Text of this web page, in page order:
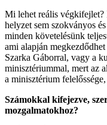
Mi lehet reális végkifejlet?
helyzet sem szokványos
minden követelésünk
ami alapján
Szarka Gáborral, vagy a
minisztériummal, mert az
a minisztérium
Számokkal kifejezve,
mozgalmatokhoz?